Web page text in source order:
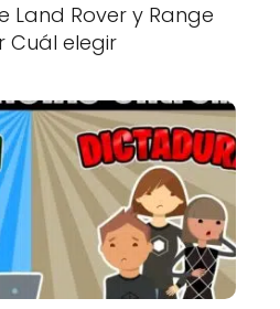
Land Rover y Range
Cuál elegir